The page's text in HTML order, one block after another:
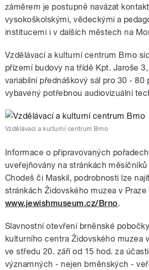
záměrem je postupně navázat
vysokoškolskými, vědeckými a
institucemi i v dalších městech na
Vzdělávací a kulturní centrum Brno
přízemí budovy na třídě Kpt. Jaroše
variabilní přednáškový sál pro 30 - 80
vybavený potřebnou audiovizuální
Vzdělávací a kulturní centrum Brno
Informace o připravovaných
uveřejňovány na stránkách
Chodeš či Maskil, podrobnosti lze
stránkách Židovského muzea v Praze
www.jewishmuseum.cz/Brno.
Slavnostní otevření brněnské
kulturního centra Židovského muzea
ve středu 20. září od 15 hod. za
významných - nejen brněnských -